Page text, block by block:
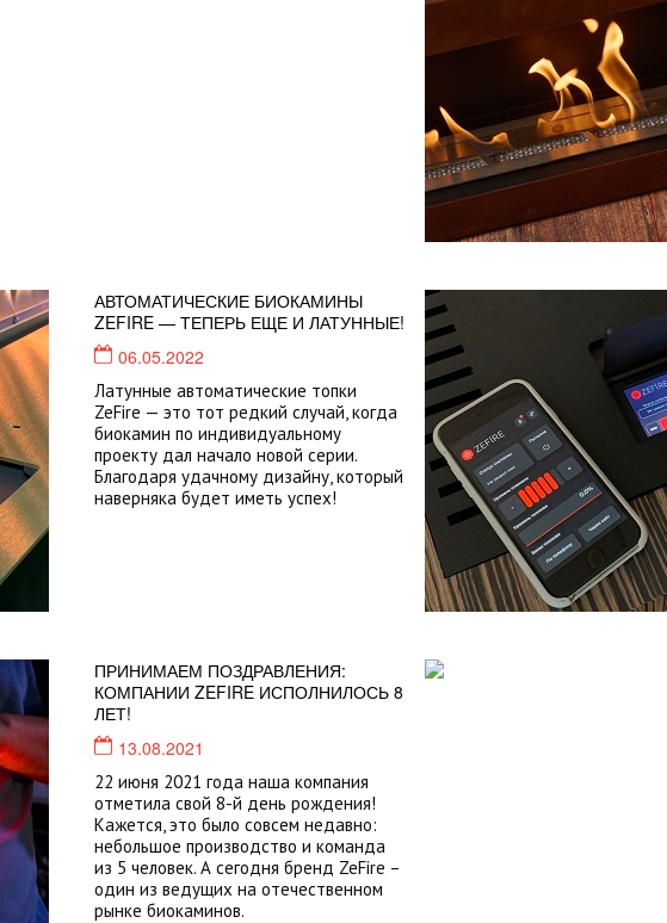
АВТОМАТИЧЕСКИЕ БИОКАМИНЫ
ZEFIRE — ТЕПЕРЬ ЕЩЕ И ЛАТУННЫЕ!
06.05.2022
Латунные автоматические топки
ZeFire — это тот редкий случай, когда
биокамин по индивидуальному
проекту дал начало новой серии.
Благодаря удачному дизайну, который
наверняка будет иметь успех!
ПРИНИМАЕМ ПОЗДРАВЛЕНИЯ:
КОМПАНИИ ZEFIRE ИСПОЛНИЛОСЬ 8
ЛЕТ!
13.08.2021
22 июня 2021 года наша компания
отметила свой 8-й день рождения!
Кажется, это было совсем недавно:
небольшое производство и команда
из 5 человек. А сегодня бренд ZeFire –
один из ведущих на отечественном
рынке биокаминов.